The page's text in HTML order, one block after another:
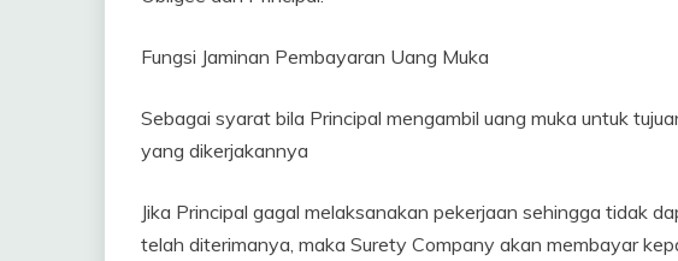
Fungsi Jaminan Pembayaran Uang Muka
Sebagai syarat bila Principal mengambil uang muka untuk
yang dikerjakannya
Jika Principal gagal melaksanakan pekerjaan sehingga tidak
telah diterimanya, maka Surety Company akan membayar